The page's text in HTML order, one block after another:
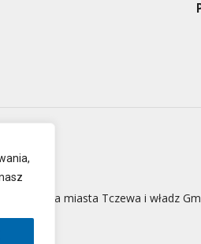
strona miasta Tczewa i władz